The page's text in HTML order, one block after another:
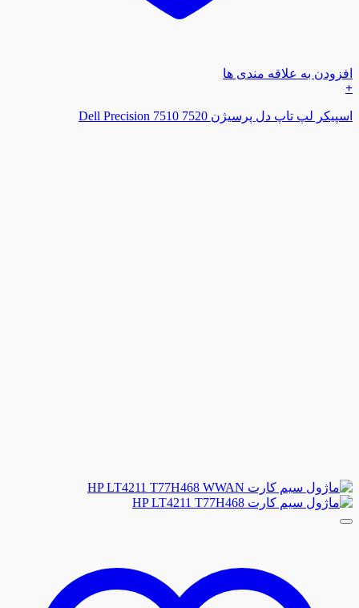
افزودن به علاقه مندی ها
+
اسپیکر لپ تاپ دل پرسیژن Dell Precision 7510 7520